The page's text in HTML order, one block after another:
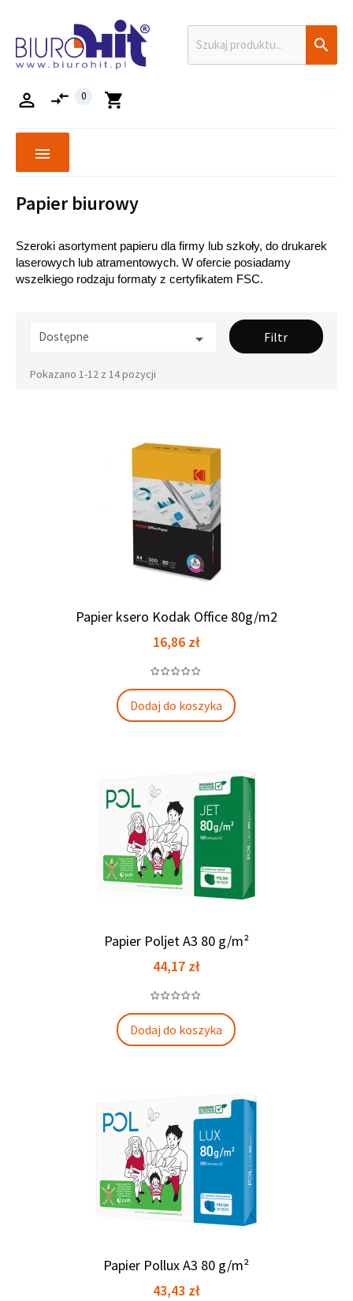

shopping_cart
compare_arrows 0

menu
Papier biurowy
Szeroki asortyment papieru dla firmy lub szkoły, do drukarek
laserowych lub atramentowych. W ofercie posiadamy
wszelkiego rodzaju formaty z certyfikatem FSC.
Dostępne  Filtr
Pokazano 1-12 z 14 pozycji
Papier ksero Kodak Office 80g/m2
Cena
16,86 zł
Dodaj do koszyka
Papier Poljet A3 80 g/m²
Cena
44,17 zł
Dodaj do koszyka
Papier Pollux A3 80 g/m²
Cena
43,43 zł